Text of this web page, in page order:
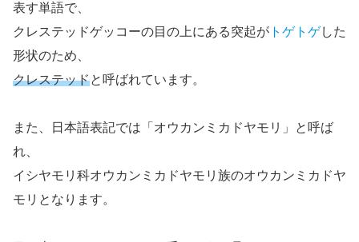
表す単語で、
クレステッドゲッコーの目の上にある突起が トゲトゲした
形状のため、
クレステッドと呼ばれています。
また、日本語表記では「オウカンミカドヤモリ」と呼ば
れ、
イシヤモリ科オウカンミカドヤモリ族のオウカンミカドヤ
モリとなります。